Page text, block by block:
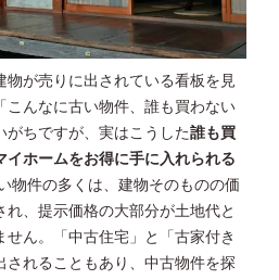
物が売りに出されている看板を見
こんなに古い物件、誰も買わない
ちですが、実はこうした誰も買
イホームをお得に手に入れられる
物件の多くは、建物そのものの価
、提示価格の大部分が土地代と
せん。「中古住宅」と「古家付き
されることもあり、中古物件を探